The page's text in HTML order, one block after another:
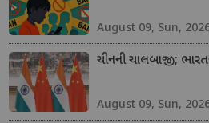
August 09, Sun,
ચીનની ચાલબાજી;
August 09, Sun,